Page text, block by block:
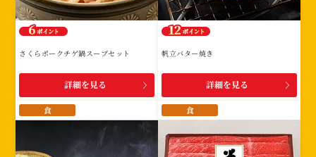
さくらポークチゲ鍋スープセット
詳細を見る
帆立バター焼き
詳細を見る
食 食